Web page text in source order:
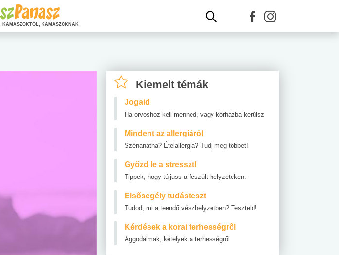
Kiemelt témák
Jogaid
Ha orvoshoz kell menned, vagy kórházba kerülsz
Mindent az allergiáról
Szénanátha? Ételallergia? Tudj meg többet!
Győzd le a stresszt!
Tippek, hogy túljuss a feszült helyzeteken.
Elsősegély tudásteszt
Tudod, mi a teendő vészhelyzetben? Teszteld!
Kérdések a korai terhességről
Aggodalmak, kételyek a terhességről
KAMASZOKTÓL, KAMASZOKNAK